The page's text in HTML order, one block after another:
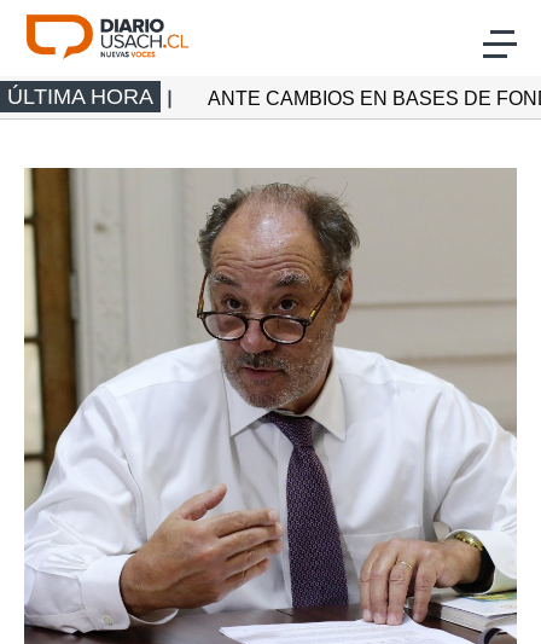
Click acá para ir directamente al contenido
ÚLTIMA HORAANTE CAMBIOS EN BASES DE FONDECYT:
Actualidad
Investigación
Cultura
Multimedia
Programas Radio Usach
Programas Santiago TV
PODCAST